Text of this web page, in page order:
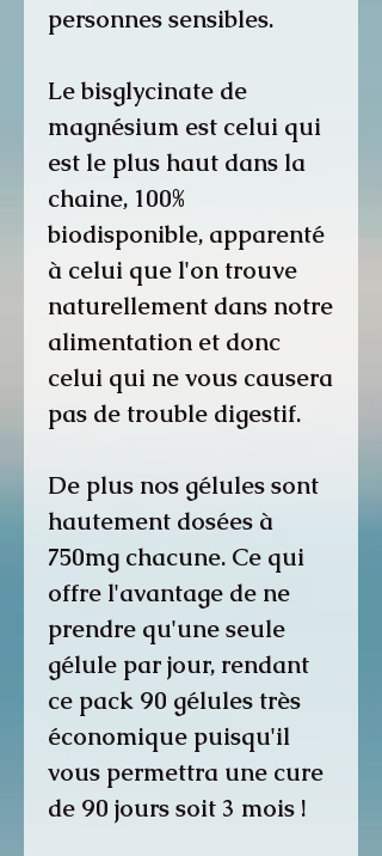
personnes sensibles.
Le bisglycinate de
magnésium est celui qui
est le plus haut dans la
chaine, 100%
biodisponible, apparenté
à celui que l'on trouve
naturellement dans notre
alimentation et donc
celui qui ne vous causera
pas de trouble digestif.
De plus nos gélules sont
hautement dosées à
750mg chacune. Ce qui
offre l'avantage de ne
prendre qu'une seule
gélule par jour, rendant
ce pack 90 gélules très
économique puisqu'il
vous permettra une cure
de 90 jours soit 3 mois !